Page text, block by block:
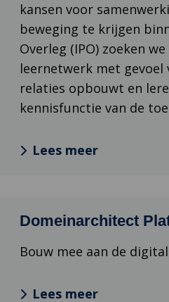
kansen voor
beweging te krijgen
Overleg (IPO) zoeken
leernetwerk met
relaties opbouwt en
kennisfunctie van de
Lees meer
Domeinarchitect
Bouw mee aan de
Lees meer